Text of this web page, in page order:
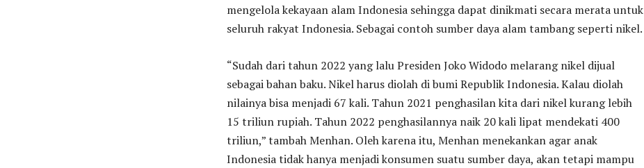
mengelola kekayaan alam Indonesia sehingga dapat dinikmati secara merata untuk
seluruh rakyat Indonesia. Sebagai contoh sumber daya alam tambang seperti nikel.
“Sudah dari tahun 2022 yang lalu Presiden Joko Widodo melarang nikel dijual
sebagai bahan baku. Nikel harus diolah di bumi Republik Indonesia. Kalau diolah
nilainya bisa menjadi 67 kali. Tahun 2021 penghasilan kita dari nikel kurang lebih
15 triliun rupiah. Tahun 2022 penghasilannya naik 20 kali lipat mendekati 400
triliun,” tambah Menhan. Oleh karena itu, Menhan menekankan agar anak
Indonesia tidak hanya menjadi konsumen suatu sumber daya, akan tetapi mampu